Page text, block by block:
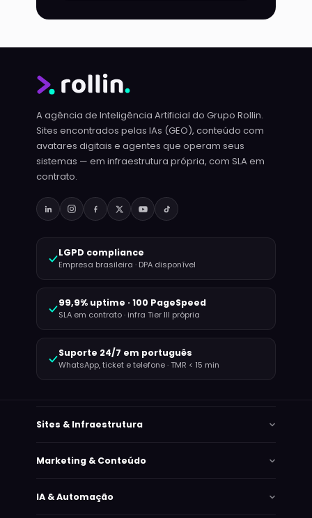
A agência de Inteligência Artificial do Grupo Rollin.
Sites encontrados pelas IAs (GEO), conteúdo com
avatares digitais e agentes que operam seus
sistemas — em infraestrutura própria, com SLA em
contrato.
LGPD compliance
Empresa brasileira · DPA disponível
99,9% uptime · 100 PageSpeed
SLA em contrato · infra Tier III própria
Suporte 24/7 em português
WhatsApp, ticket e telefone · TMR < 15 min
Sites & Infraestrutura
Marketing & Conteúdo
IA & Automação